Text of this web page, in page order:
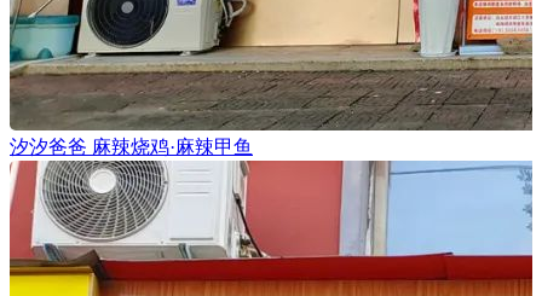
汐汐爸爸 麻辣烧鸡·麻辣甲鱼